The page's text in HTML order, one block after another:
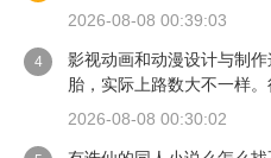
2026-08-08 00:39:03
4
影视动画和动漫设计与制
胎，实际上路数大不一样
越看越糊涂，最后凭感觉
2026-08-08 00:30:02